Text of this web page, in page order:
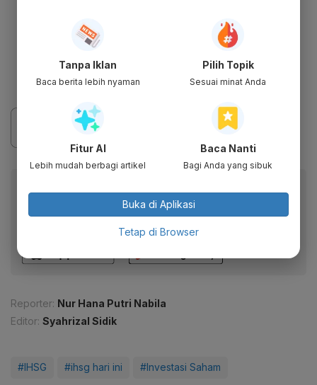
Dapatkan pengalaman membaca lebih nyaman dan nikmati
Reporter: Nur Hana Putri Nabila
Editor: Syahrizal Sidik
#IHSG #ihsg hari ini #Investasi Saham
Tanpa Iklan
Baca berita lebih nyaman
Pilih Topik
Sesuai minat Anda
Fitur AI
Lebih mudah berbagi artikel
Baca Nanti
Bagi Anda yang sibuk
Buka di Aplikasi
Tetap di Browser